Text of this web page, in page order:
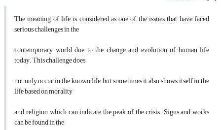
The meaning of life is considered as one of the issues that have faced
serious challenges in the
contemporary world due to the change and evolution of human life
today. This challenge does
not only occur in the known life, but sometimes it also shows itself in the
life based on morality
and religion, which can indicate the peak of the crisis. Signs and works
can be found in the